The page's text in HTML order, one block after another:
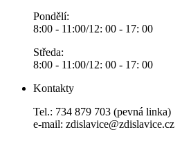
Pondělí:
8:00 - 11:00/12: 00 - 17: 00
Středa:
8:00 - 11:00/12: 00 - 17: 00
Kontakty
Tel.: 734 879 703 (pevná linka)
e-mail: zdislavice@zdislavice.cz